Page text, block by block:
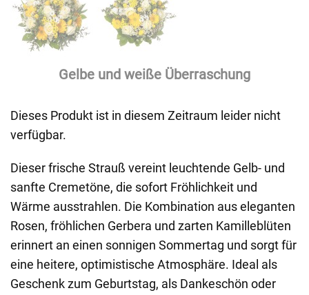
Gelbe und weiße Überraschung
Dieses Produkt ist in diesem Zeitraum leider nicht
verfügbar.
Dieser frische Strauß vereint leuchtende Gelb- und
sanfte Cremetöne, die sofort Fröhlichkeit und
Wärme ausstrahlen. Die Kombination aus eleganten
Rosen, fröhlichen Gerbera und zarten Kamilleblüten
erinnert an einen sonnigen Sommertag und sorgt für
eine heitere, optimistische Atmosphäre. Ideal als
Geschenk zum Geburtstag, als Dankeschön oder